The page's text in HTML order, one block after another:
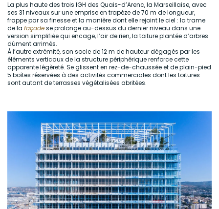
La plus haute des trois IGH des Quais-d’Arenc, la Marseillaise, avec
ses 31 niveaux sur une emprise en trapèze de 70 m de longueur,
frappe par sa finesse et la manière dont elle rejoint le ciel : la trame
de la façadese prolonge au-dessus du dernier niveau dans une
version simplifiée qui encage, l’air de rien, la toiture plantée d’arbres
dûment arrimés.
À l’autre extrémité, son socle de 12 m de hauteur dégagés par les
éléments verticaux de la structure périphérique renforce cette
apparente légèreté. Se glissent en rez-de-chaussée et de plain-pied
5 boîtes réservées à des activités commerciales dont les toitures
sont autant de terrasses végétalisées abritées.